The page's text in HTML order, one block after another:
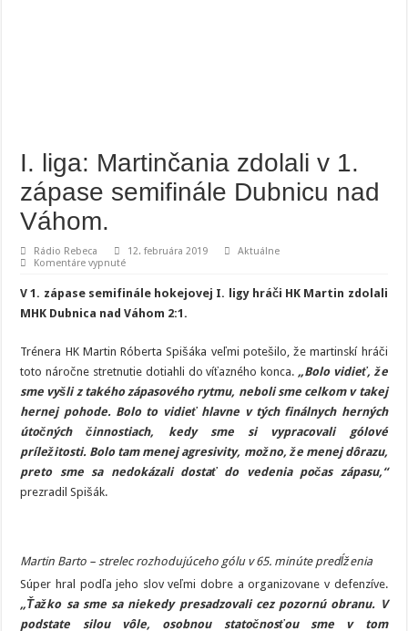
I. liga: Martinčania zdolali v 1.
zápase semifinále Dubnicu nad
Váhom.
Rádio Rebeca 12. februára 2019
Aktuálne
Komentáre vypnuténa
liga:
Martinčania
zdolali
zápase
semifinále
Dubnicu
Váhom.
V 1. zápase semifinále hokejovej I. ligy hráči HK Martin zdolali
MHK Dubnica nad Váhom 2:1.
Trénera HK Martin Róberta Spišáka veľmi potešilo, že martinskí hráči
toto náročne stretnutie dotiahli do víťazného konca. „Bolo vidieť, že
sme vyšli z takého zápasového rytmu, neboli sme celkom v takej
hernej pohode. Bolo to vidieť hlavne v tých finálnych herných
útočných činnostiach, kedy sme si vypracovali gólové
príležitosti. Bolo tam menej agresivity, možno, že menej dôrazu,
preto sme sa nedokázali dostať do vedenia počas zápasu,“
prezradil Spišák.
Martin Barto – strelec rozhodujúceho gólu v 65. minúte predĺženia
Súper hral podľa jeho slov veľmi dobre a organizovane v defenzíve.
„Ťažko sa sme sa niekedy presadzovali cez pozornú obranu. V
podstate silou vôle, osobnou statočnosťou sme v tom